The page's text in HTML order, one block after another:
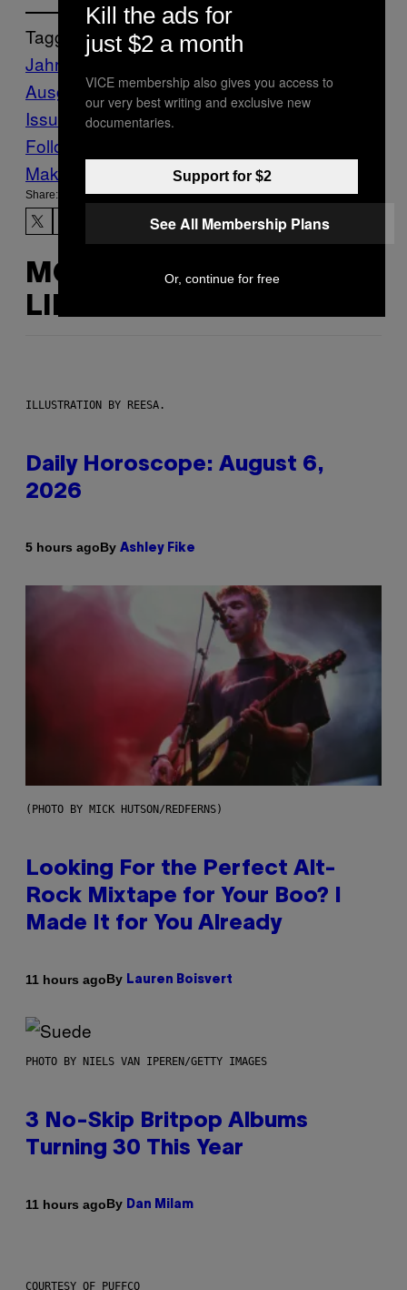
Tagged:
Jahrgang 5 Ausgabe 10
Ausgabe 12 Stuff The Tp For Your Bunghole
Issue
Vice Blog VICE Magazine
Follow Us On Discover
Make Us Preferred In Top Stories
Share:
MORE
LIKE THIS
ILLUSTRATION BY REESA.
Daily Horoscope: August 6,
2026
5 hours agoBy Ashley Fike
(PHOTO BY MICK HUTSON/REDFERNS)
Looking For the Perfect Alt-
Rock Mixtape for Your Boo? I
Made It for You Already
11 hours agoBy Lauren Boisvert
PHOTO BY NIELS VAN IPEREN/GETTY IMAGES
3 No-Skip Britpop Albums
Turning 30 This Year
11 hours agoBy Dan Milam
COURTESY OF PUFFCO
Kill the ads for
just $2 a month
VICE membership also gives you access to
our very best writing and exclusive new
documentaries.
Support for $2
See All Membership Plans
Or, continue for free